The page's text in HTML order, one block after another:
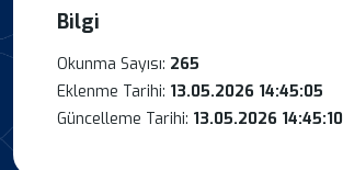
Bilgi
Okunma Sayısı: 265
Eklenme Tarihi: 13.05.2026 14:45:05
Güncelleme Tarihi: 13.05.2026 14:45:10